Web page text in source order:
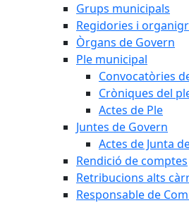
Grups municipals
Regidories i
Òrgans de Govern
Ple municipal
Convocatòries
Cròniques del
Actes de Ple
Juntes de Govern
Actes de Junta
Rendició de comptes
Retribucions alts
Responsable de